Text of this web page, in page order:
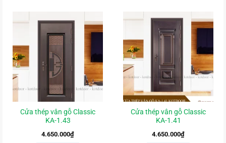
Cửa thép vân gỗ Classic
KA-1.43
4.650.000₫
Cửa thép vân gỗ Classic
KA-1.41
4.650.000₫